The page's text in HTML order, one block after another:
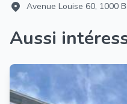
Avenue Louise 60, 1000
Aussi